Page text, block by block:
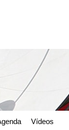
Vídeos